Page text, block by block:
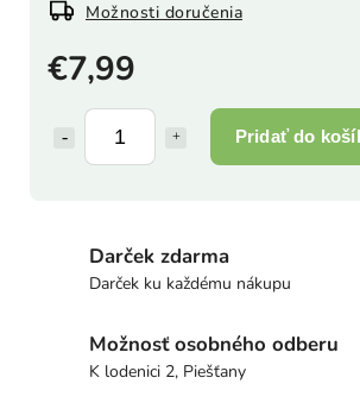
€7,99
Pridať do
Možnosti doručenia
Darček zdarma
Darček ku každému nákupu
Možnosť osobného odberu
K lodenici 2, Piešťany